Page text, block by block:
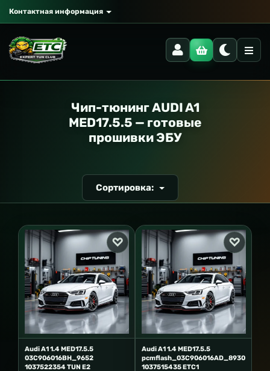
Контактная информация
Чип-тюнинг AUDI A1
MED17.5.5 — готовые
прошивки ЭБУ
Сортировка:
Audi A1 1.4 MED17.5.5
03C906016BH_9652
1037522354 TUN E2
Audi A1 1.4 MED17.5.5
pcmflash_03C906016AD_8930
1037515435 ETC1